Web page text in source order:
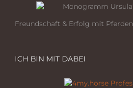
Freundschaft & Erfolg mit Pferden
ICH BIN MIT DABEI